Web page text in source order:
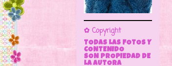
✿ Copyright
TODAS LAS FOTOS Y
CONTENIDO
SON PROPIEDAD DE
LA AUTORA